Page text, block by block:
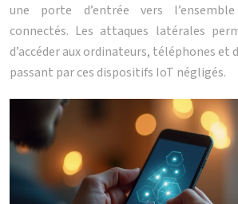
une porte d’entrée vers
connectés. Les attaques latérales
d’accéder aux ordinateurs, téléphones et
passant par ces dispositifs IoT négligés.